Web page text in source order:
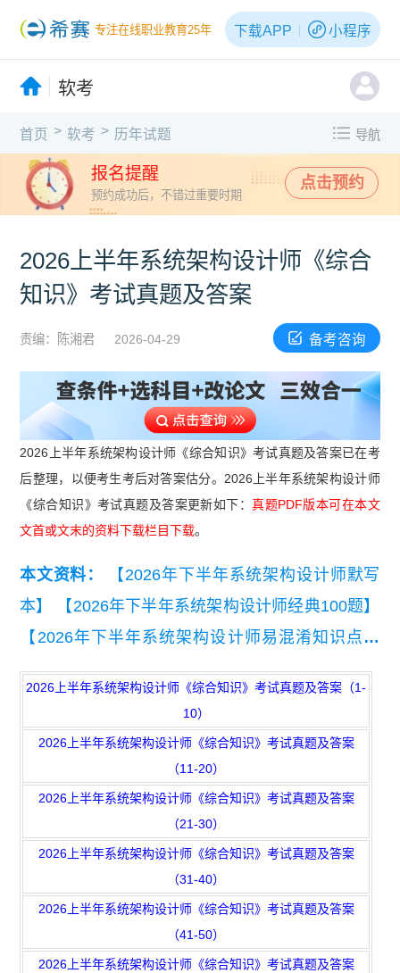
专注在线职业教育25年 下载APP 小程序
软考
首页 > 软考 > 历年试题 导航
报名提醒
预约成功后，不错过重要时期
点击预约
2026上半年系统架构设计师《综合
知识》考试真题及答案
责编：陈湘君 2026-04-29 备考咨询
2026上半年系统架构设计师《综合知识》考试真题及答案已在考
后整理，以便考生考后对答案估分。2026上半年系统架构设计师
《综合知识》考试真题及答案更新如下：真题PDF版本可在本文
文首或文末的资料下载栏目下载。
本文资料：
【2026年下半年系统架构设计师默写
本】
【2026年下半年系统架构设计师经典100题】
【2026年下半年系统架构设计师易混淆知识点】
【2026年下半年系统架构设计师考点自查清单】
【2026年下半年系统架构设计师三色笔记【考点速
记】】 【2026年下半年系统架构设计师备考前期
摸底测试卷【入门自测必备】】
系统架构设计师架构知识点集锦精华版】 【【近7
年真题】2020-2026上半年系统架构设计师真题汇
总】 【2026年5月23日架构案例分析真题及答案解
【2026年5月23日架构综合知识真题(考生回
忆版)】 【2026上半年系统架构设计师考情分析】
【2026年5月23日系统架构设计师论文真题(考生回
2026上半年系统架构设计师《综合知识》考试真题及答案（1-
10）
2026上半年系统架构设计师《综合知识》考试真题及答案
（11-20）
2026上半年系统架构设计师《综合知识》考试真题及答案
（21-30）
2026上半年系统架构设计师《综合知识》考试真题及答案
（31-40）
2026上半年系统架构设计师《综合知识》考试真题及答案
（41-50）
2026上半年系统架构设计师《综合知识》考试真题及答案